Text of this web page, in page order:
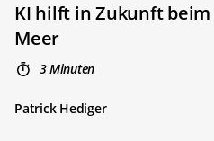
KI hilft in Zukunft
Meer
3 Minuten
Patrick Hediger